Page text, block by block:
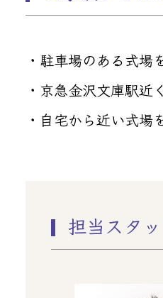
・駐車場のある式場
・京急金沢文庫駅近
・自宅から近い式場
担当スタ